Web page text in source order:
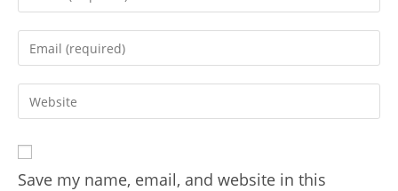
your
name
comment
Enter
your
email
address
comment
Enter
your
URL
(optional)
Save my name, email, and website in this